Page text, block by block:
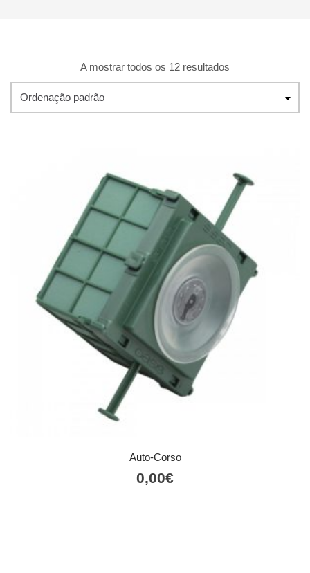
A mostrar todos os 12 resultados
Ordenação padrão
Auto-Corso
0,00€